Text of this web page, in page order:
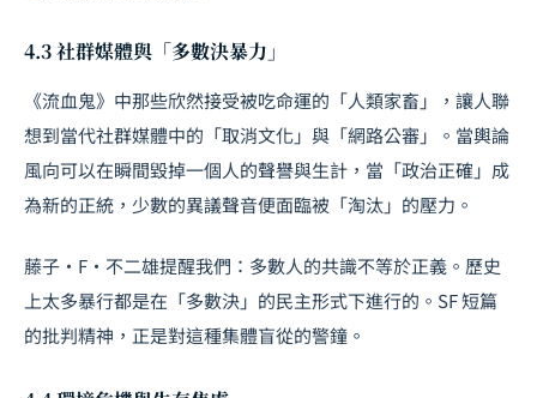
4.3 社群媒體與「多數決暴力」
《流血鬼》中那些欣然接受被吃命運的「人類家畜」，讓人聯
想到當代社群媒體中的「取消文化」與「網路公審」。當輿論
風向可以在瞬間毀掉一個人的聲譽與生計，當「政治正確」成
為新的正統，少數的異議聲音便面臨被「淘汰」的壓力。
藤子·F·不二雄提醒我們：多數人的共識不等於正義。歷史
上太多暴行都是在「多數決」的民主形式下進行的。SF 短篇
的批判精神，正是對這種集體盲從的警鐘。